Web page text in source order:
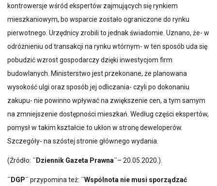
kontrowersje wśród ekspertów zajmujących się rynkiem
mieszkaniowym, bo wsparcie zostało ograniczone do rynku
pierwotnego. Urzędnicy zrobili to jednak świadomie. Uznano, że- w
odróżnieniu od transakcji na rynku wtórnym- w ten sposób uda się
pobudzić wzrost gospodarczy dzięki inwestycjom firm
budowlanych. Ministerstwo jest przekonane, że planowana
wysokość ulgi oraz sposób jej odliczania- czyli po dokonaniu
zakupu- nie powinno wpływać na zwiększenie cen, a tym samym
na zmniejszenie dostępności mieszkań. Według części ekspertów,
pomysł w takim kształcie to ukłon w stronę deweloperów.
Szczegóły- na szóstej stronie głównego wydania.
(Źródło: ¨Dziennik Gazeta Prawna¨– 20.05.2020.).
¨DGP¨ przypomina też: ¨Wspólnota nie musi sporządzać